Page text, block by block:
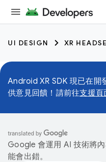
UI DESIGN XR
Android XR SDK 現已在開
供意見回饋！請前往支援頁
Google 會運用 AI 技術將
能會出錯。